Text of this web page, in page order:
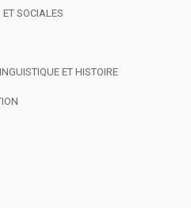
SOCIALES
ET HISTOIRE